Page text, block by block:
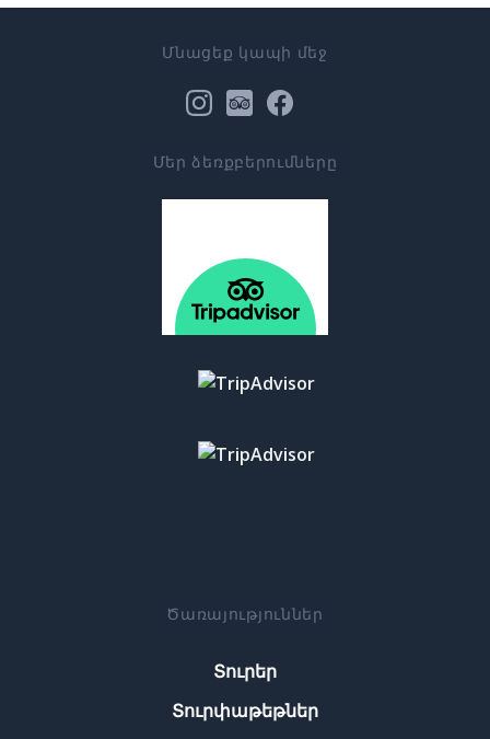
Մնացեք կապի մեջ
Մեր ձեռքբերումները
Ծառայություններ
Տուրեր
Տուրփաթեթներ